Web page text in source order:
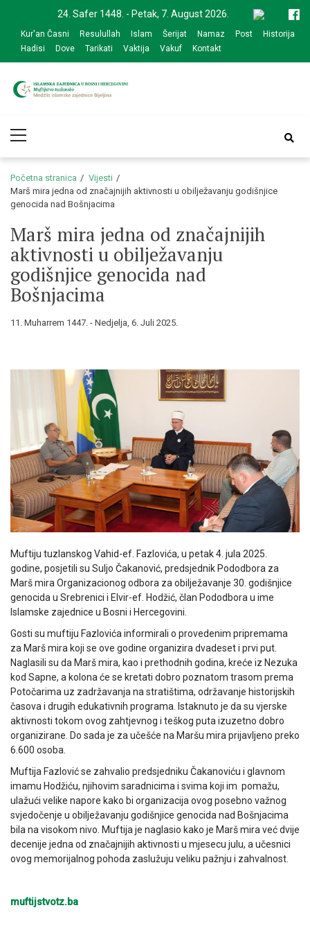
navigation
content
24. Safer 1448. - Petak, 7. August 2026.
Kur'an Časni Resulullah Islam Šerijat Namaz Post
Historija
Hadisi
Dove Tarikati Vaktija Vakuf Kontakt
zajednice Bijeljina
Menu
Početna stranica
Vijesti
Marš mira jedna od značajnijih aktivnosti u obilježavanju godišnjice
genocida nad Bošnjacima
Marš mira jedna od značajnijih
aktivnosti u obilježavanju
godišnjice genocida nad
Bošnjacima
11. Muharrem 1447. - Nedjelja, 6. Juli 2025.
Muftiju tuzlanskog Vahid-ef. Fazlovića, u petak 4. jula 2025.
godine, posjetili su Suljo Čakanović, predsjednik Pododbora za
Marš mira Organizacionog odbora za obilježavanje 30. godišnjice
genocida u Srebrenici i Elvir-ef. Hodžić, član Pododbora u ime
Islamske zajednice u Bosni i Hercegovini.
Gosti su muftiju Fazlovića informirali o provedenim pripremama
za Marš mira koji se ove godine organizira dvadeset i prvi put.
Naglasili su da Marš mira, kao i prethodnih godina, kreće iz Nezuka
kod Sapne, a kolona će se kretati dobro poznatom trasom prema
Potočarima uz zadržavanja na stratištima, održavanje historijskih
časova i drugih edukativnih programa. Istaknuto je da su vjerske
aktivnosti tokom ovog zahtjevnog i teškog puta izuzetno dobro
organizirane. Do sada je za učešće na Maršu mira prijavljeno preko
6.600 osoba.
Muftija Fazlović se zahvalio predsjedniku Čakanoviću i glavnom
imamu Hodžiću, njihovim saradnicima i svima koji im pomažu,
ulažući velike napore kako bi organizacija ovog posebno važnog
svjedočenje u obilježavanju godišnjice genocida nad Bošnjacima
bila na visokom nivo. Muftija je naglasio kako je Marš mira već dvije
decenije jedna od značajnijih aktivnosti u mjesecu julu, a učesnici
ovog memorijalnog pohoda zaslužuju veliku pažnju i zahvalnost.
muftijstvotz.ba